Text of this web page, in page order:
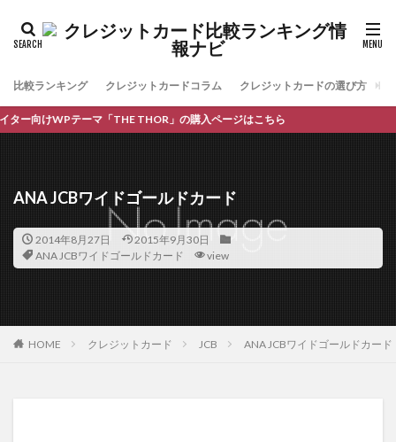
比較ランキング クレジットカードコラム クレジットカードの選び方
向けWPテーマ「THE THOR」の購入ページはこちら
ANA JCBワイドゴールドカード
2014年8月27日
2015年9月30日
ANA JCBワイドゴールドカード
view
HOME クレジットカード JCB ANA JCBワイドゴールドカード